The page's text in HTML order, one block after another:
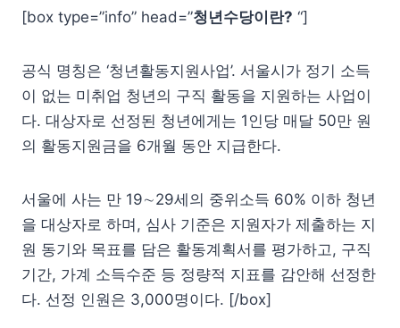
[box type=”info” head=”청년수당이란? “]
공식 명칭은 ‘청년활동지원사업’. 서울시가 정기 소득
이 없는 미취업 청년의 구직 활동을 지원하는 사업이
다. 대상자로 선정된 청년에게는 1인당 매달 50만 원
의 활동지원금을 6개월 동안 지급한다.
서울에 사는 만 19∼29세의 중위소득 60% 이하 청년
을 대상자로 하며, 심사 기준은 지원자가 제출하는 지
원 동기와 목표를 담은 활동계획서를 평가하고, 구직
기간, 가계 소득수준 등 정량적 지표를 감안해 선정한
다. 선정 인원은 3,000명이다. [/box]